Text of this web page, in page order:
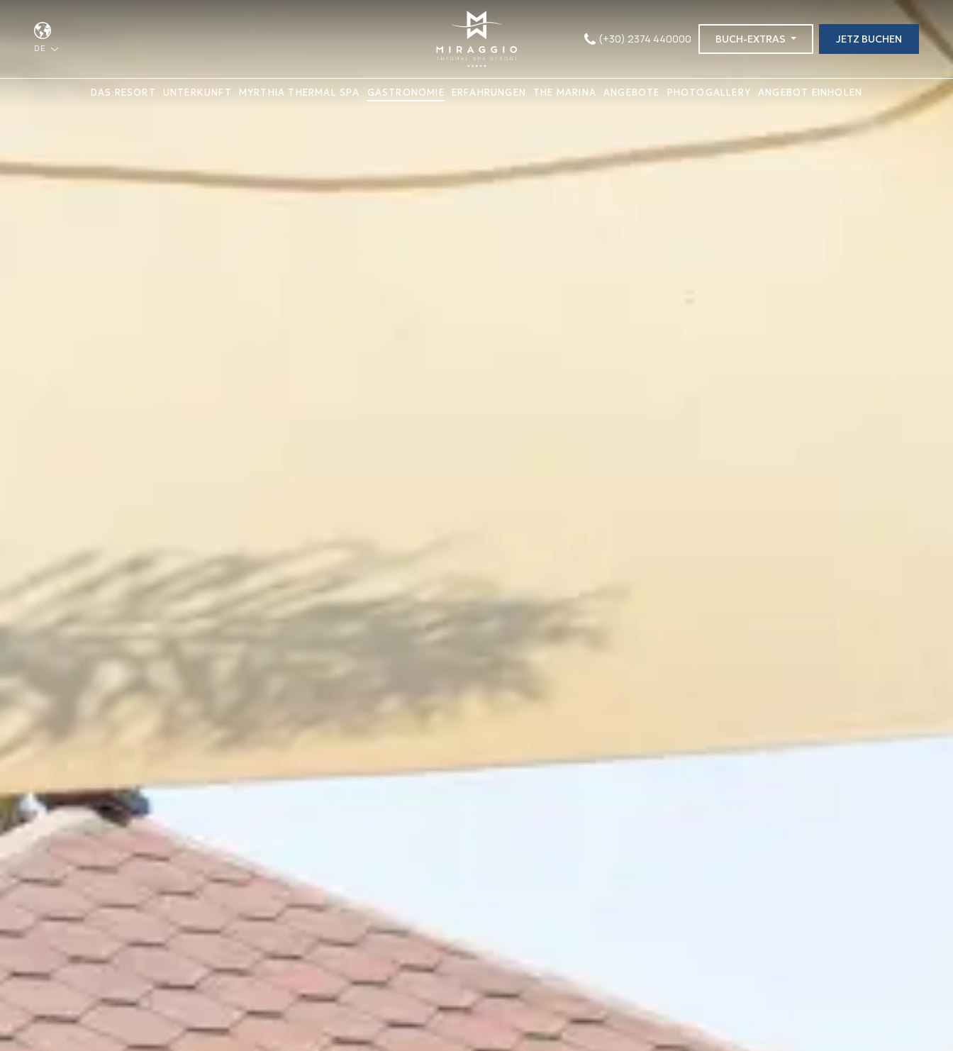
DE
(+30) 2374 440000 BUCH-EXTRAS JETZ BUCHEN
DAS RESORT UNTERKUNFT MYRTHIA THERMAL SPA GASTRONOMIE ERFAHRUNGEN THE MARINA ANGEBOTE PHOTOGALLERY ANGEBOT EINHOLEN